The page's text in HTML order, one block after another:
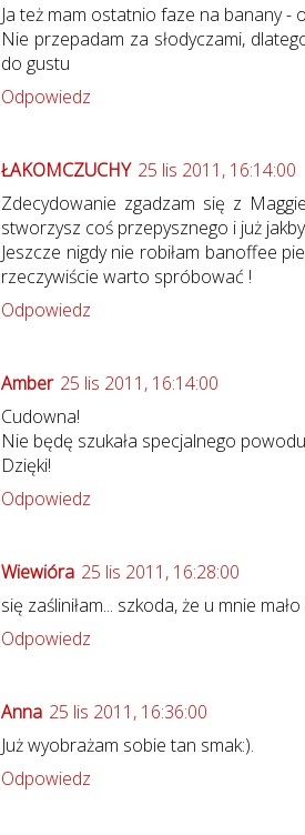
Ja też mam ostatnio faze na banany -
Nie przepadam za słodyczami,
do gustu
Odpowiedz
ŁAKOMCZUCHY 25 lis 2011, 16:14:00
Zdecydowanie zgadzam się z
stworzysz coś przepysznego i już
Jeszcze nigdy nie robiłam banoffee
rzeczywiście warto spróbować !
Odpowiedz
Amber 25 lis 2011, 16:14:00
Cudowna!
Nie będę szukała specjalnego
Dzięki!
Odpowiedz
Wiewióra 25 lis 2011, 16:28:00
się zaśliniłam... szkoda, że u mnie
Odpowiedz
Anna 25 lis 2011, 16:36:00
Już wyobrażam sobie tan smak:).
Odpowiedz